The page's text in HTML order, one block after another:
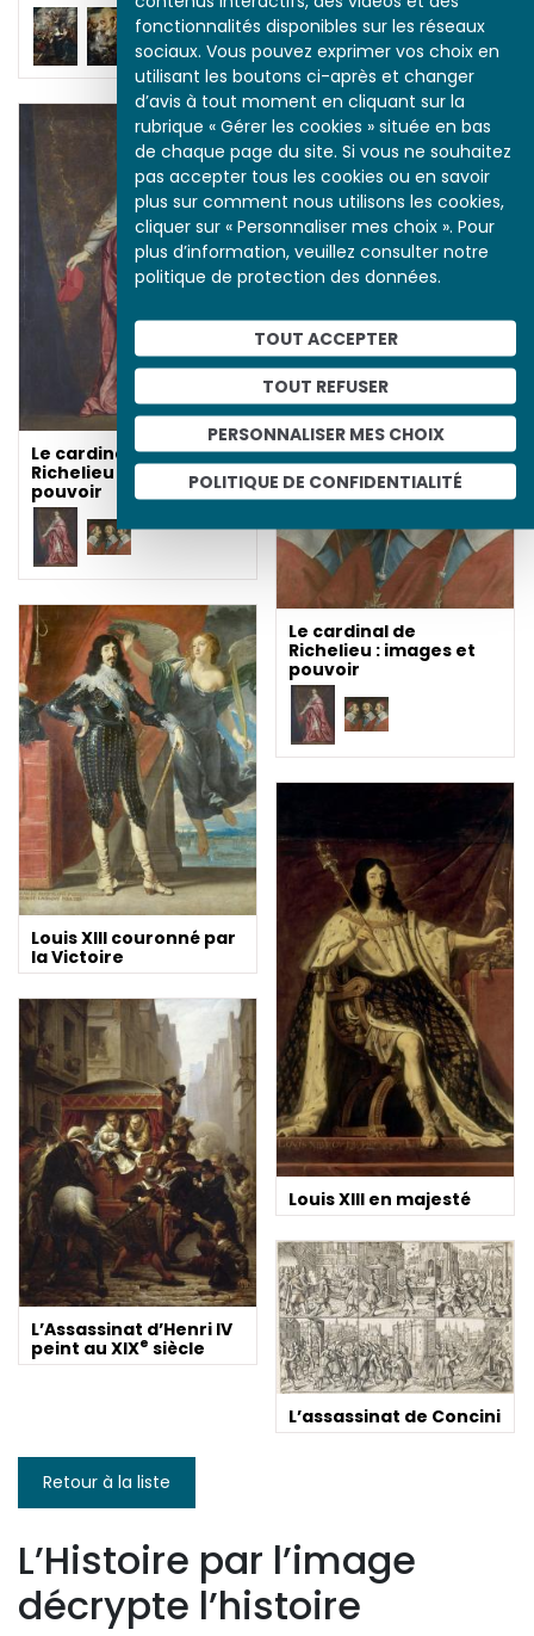
fonctionnalités disponibles sur les réseaux
sociaux. Vous pouvez exprimer vos choix en
utilisant les boutons ci-après et changer
d’avis à tout moment en cliquant sur la
rubrique « Gérer les cookies » située en bas
de chaque page du site. Si vous ne souhaitez
pas accepter tous les cookies ou en savoir
plus sur comment nous utilisons les cookies,
cliquer sur « Personnaliser mes choix ». Pour
plus d’information, veuillez consulter notre
politique de protection des données.
TOUT ACCEPTER
TOUT REFUSER
PERSONNALISER MES CHOIX
POLITIQUE DE CONFIDENTIALITÉ
La Fuite de Blois et la
Le cardinal de
Richelieu : images et
pouvoir
Le cardinal de
Richelieu : images et
pouvoir
Louis XIII couronné par
la Victoire
Louis XIII en majesté
L’Assassinat d’Henri IV
peint au XIXe siècle
L’assassinat de Concini
Retour à la liste
L’Histoire par l’image
décrypte l’histoire